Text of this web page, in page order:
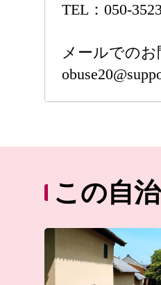
TEL：050-
メールでのお
この自